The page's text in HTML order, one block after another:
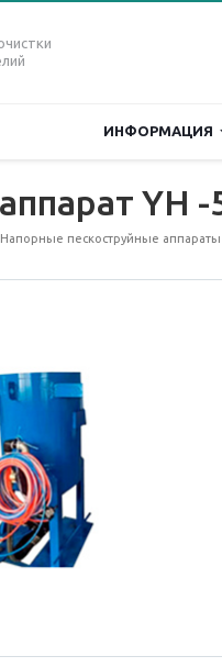
ИНФОРМАЦИЯ
YH -
Напорные пескоструйные аппараты